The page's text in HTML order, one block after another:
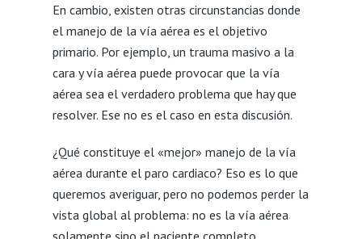
En cambio, existen otras circunstancias donde
el manejo de la vía aérea es el objetivo
primario. Por ejemplo, un trauma masivo a la
cara y vía aérea puede provocar que la vía
aérea sea el verdadero problema que hay que
resolver. Ese no es el caso en esta discusión.
¿Qué constituye el «mejor» manejo de la vía
aérea durante el paro cardiaco? Eso es lo que
queremos averiguar, pero no podemos perder la
vista global al problema: no es la vía aérea
solamente sino el paciente completo.